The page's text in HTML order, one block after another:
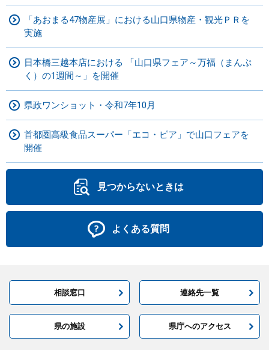
「あおまる47物産展」における山口県物産・観光ＰＲを
実施
日本橋三越本店における 「山口県フェア～万福（まんぷ
く）の1週間～」を開催
県政ワンショット・令和7年10月
首都圏高級食品スーパー「エコ・ピア」で山口フェアを
開催
見つからないときは
よくある質問
相談窓口 連絡先一覧
県の施設 県庁へのアクセス